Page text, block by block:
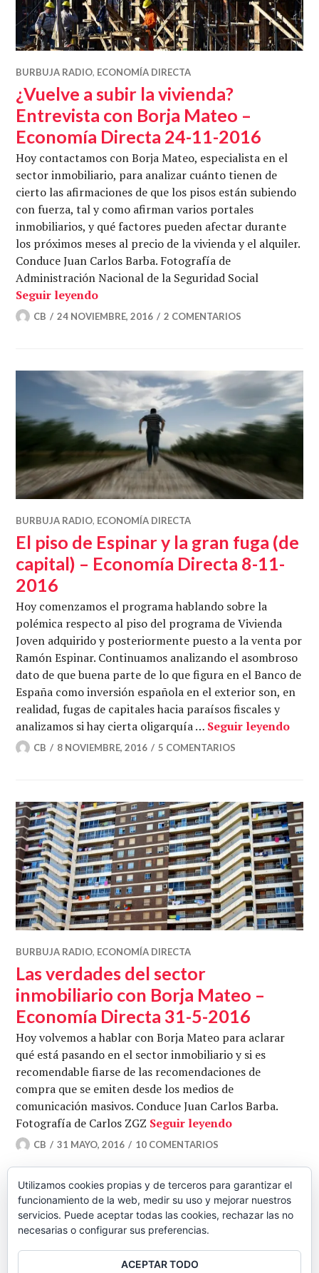
BURBUJA RADIO, ECONOMÍA DIRECTA
¿Vuelve a subir la vivienda?
Entrevista con Borja Mateo –
Economía Directa 24-11-2016
Hoy contactamos con Borja Mateo, especialista en el
sector inmobiliario, para analizar cuánto tienen de
cierto las afirmaciones de que los pisos están subiendo
con fuerza, tal y como afirman varios portales
inmobiliarios, y qué factores pueden afectar durante
los próximos meses al precio de la vivienda y el alquiler.
Conduce Juan Carlos Barba. Fotografía de
Administración Nacional de la Seguridad Social
Seguir leyendo¿Vuelve a subir la vivienda? Entrevista
CB 24 NOVIEMBRE, 2016 2 COMENTARIOS
BURBUJA RADIO, ECONOMÍA DIRECTA
El piso de Espinar y la gran fuga (de
capital) – Economía Directa 8-11-
2016
Hoy comenzamos el programa hablando sobre la
polémica respecto al piso del programa de Vivienda
Joven adquirido y posteriormente puesto a la venta por
Ramón Espinar. Continuamos analizando el asombroso
dato de que buena parte de lo que figura en el Banco de
España como inversión española en el exterior son, en
realidad, fugas de capitales hacia paraísos fiscales y
analizamos si hay cierta oligarquía … Seguir leyendoEl
CB 8 NOVIEMBRE, 2016 5 COMENTARIOS
BURBUJA RADIO, ECONOMÍA DIRECTA
Las verdades del sector
inmobiliario con Borja Mateo –
Economía Directa 31-5-2016
Hoy volvemos a hablar con Borja Mateo para aclarar
qué está pasando en el sector inmobiliario y si es
recomendable fiarse de las recomendaciones de
compra que se emiten desde los medios de
comunicación masivos. Conduce Juan Carlos Barba.
Fotografía de Carlos ZGZ Seguir leyendoLas verdades
CB 31 MAYO, 2016 10 COMENTARIOS
Navegación
de
ENTRADAS
ANTERIORES
Utilizamos cookies propias y de terceros para garantizar el
funcionamiento de la web, medir su uso y mejorar nuestros
servicios. Puede aceptar todas las cookies, rechazar las no
necesarias o configurar sus preferencias.
ACEPTAR TODO